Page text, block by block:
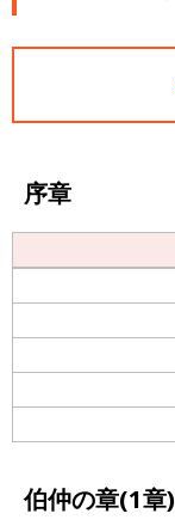
序章
伯仲の章(1章)